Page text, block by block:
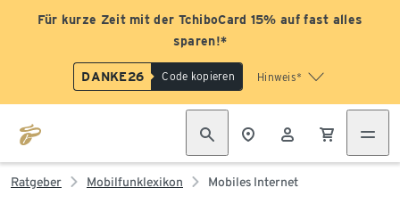
Für kurze Zeit mit der TchiboCard 15% auf fast alles
sparen!*
DANKE26 Code kopieren Hinweis*
Ratgeber Mobilfunklexikon Mobiles Internet